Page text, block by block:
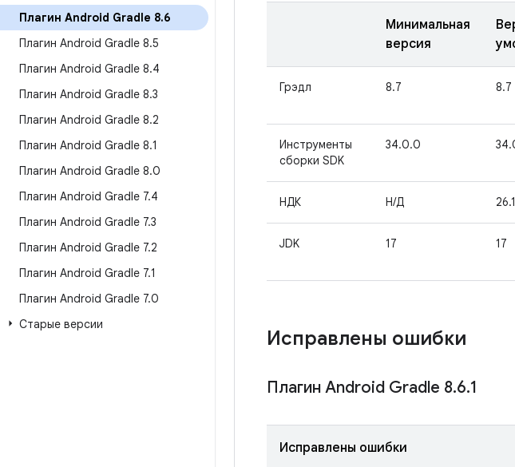
Плагин Android Gradle 8.6
Плагин Android Gradle 8.5
Плагин Android Gradle 8.4
Плагин Android Gradle 8.3
Плагин Android Gradle 8.2
Плагин Android Gradle 8.1
Плагин Android Gradle 8.0
Плагин Android Gradle 7.4
Плагин Android Gradle 7.3
Плагин Android Gradle 7.2
Плагин Android Gradle 7.1
Плагин Android Gradle 7.0
Старые версии
Минимальная
версия
Грэдл 8.7 8.7
Инструменты
сборки SDK
34.0.0
НДК Н/Д
JDK 17 17
Исправлены ошибки
Плагин Android Gradle 8.6.1
Исправлены ошибки